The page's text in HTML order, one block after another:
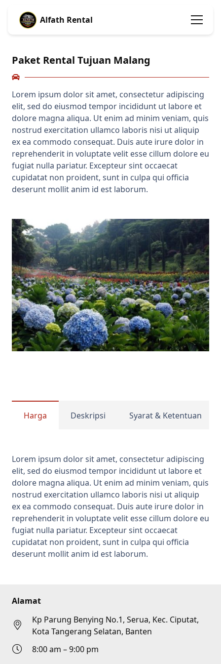
Alfath Rental
Paket Rental Tujuan Malang
Lorem ipsum dolor sit amet, consectetur adipiscing
elit, sed do eiusmod tempor incididunt ut labore et
dolore magna aliqua. Ut enim ad minim veniam, quis
nostrud exercitation ullamco laboris nisi ut aliquip
ex ea commodo consequat. Duis aute irure dolor in
reprehenderit in voluptate velit esse cillum dolore eu
fugiat nulla pariatur. Excepteur sint occaecat
cupidatat non proident, sunt in culpa qui officia
deserunt mollit anim id est laborum.
Harga Deskripsi Syarat & Ketentuan
Lorem ipsum dolor sit amet, consectetur adipiscing
elit, sed do eiusmod tempor incididunt ut labore et
dolore magna aliqua. Ut enim ad minim veniam, quis
nostrud exercitation ullamco laboris nisi ut aliquip
ex ea commodo consequat. Duis aute irure dolor in
reprehenderit in voluptate velit esse cillum dolore eu
fugiat nulla pariatur. Excepteur sint occaecat
cupidatat non proident, sunt in culpa qui officia
deserunt mollit anim id est laborum.
Alamat
Kp Parung Benying No.1, Serua, Kec. Ciputat,
Kota Tangerang Selatan, Banten
8:00 am – 9:00 pm